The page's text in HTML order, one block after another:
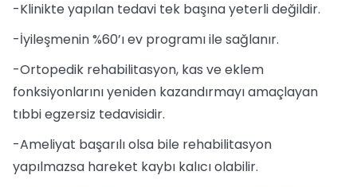
-Klinikte yapılan tedavi tek başına yeterli değildir.
-İyileşmenin %60’ı ev programı ile sağlanır.
-Ortopedik rehabilitasyon, kas ve eklem
fonksiyonlarını yeniden kazandırmayı amaçlayan
tıbbi egzersiz tedavisidir.
-Ameliyat başarılı olsa bile rehabilitasyon
yapılmazsa hareket kaybı kalıcı olabilir.